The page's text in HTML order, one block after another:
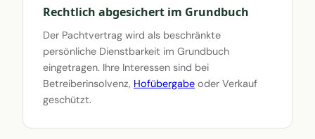
Rechtlich abgesichert im Grundbuch
Der Pachtvertrag wird als beschränkte
persönliche Dienstbarkeit im Grundbuch
eingetragen. Ihre Interessen sind bei
Betreiberinsolvenz, Hofübergabe oder Verkauf
geschützt.